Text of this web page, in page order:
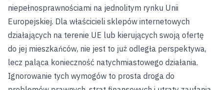
niepełnosprawnościami na jednolitym rynku Unii
Europejskiej. Dla właścicieli sklepów internetowych
działających na terenie UE lub kierujących swoją ofertę
do jej mieszkańców, nie jest to już odległa perspektywa,
lecz paląca konieczność natychmiastowego działania.
Ignorowanie tych wymogów to prosta droga do